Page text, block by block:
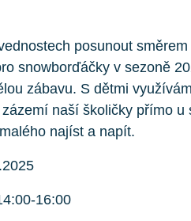
posunout
snowborďáčky v sezoně
zábavu. S dětmi
naší školičky přímo
najíst a napít.
16:00